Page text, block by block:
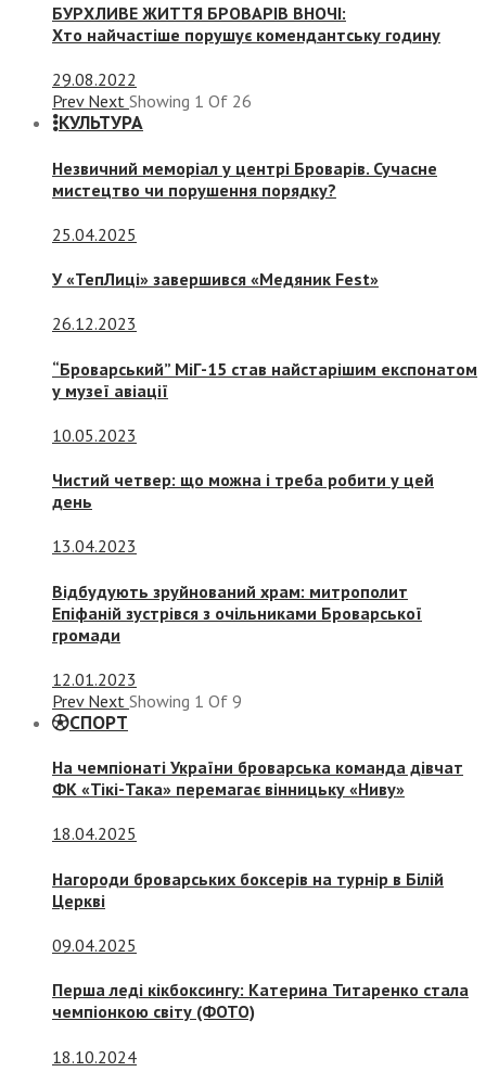
БУРХЛИВЕ ЖИТТЯ БРОВАРІВ ВНОЧІ:
Хто найчастіше порушує комендантську годину
29.08.2022
Prev Next Showing 1 Of 26
КУЛЬТУРА
Незвичний меморіал у центрі Броварів. Сучасне
мистецтво чи порушення порядку?
25.04.2025
У «ТепЛиці» завершився «Медяник Fest»
26.12.2023
“Броварський” МіГ-15 став найстарішим експонатом
у музеї авіації
10.05.2023
Чистий четвер: що можна і треба робити у цей
день
13.04.2023
Відбудують зруйнований храм: митрополит
Епіфаній зустрівся з очільниками Броварської
громади
12.01.2023
Prev Next Showing 1 Of 9
СПОРТ
На чемпіонаті України броварська команда дівчат
ФК «Тікі-Така» перемагає вінницьку «Ниву»
18.04.2025
Нагороди броварських боксерів на турнір в Білій
Церкві
09.04.2025
Перша леді кікбоксингу: Катерина Титаренко стала
чемпіонкою світу (ФОТО)
18.10.2024